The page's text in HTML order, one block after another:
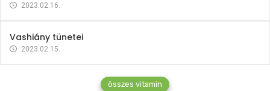
2023.02.16.
Vashiány tünetei
2023.02.15.
összes vitamin